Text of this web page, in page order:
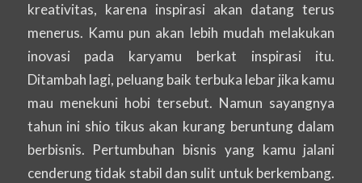
kreativitas, karena inspirasi akan datang terus
menerus. Kamu pun akan lebih mudah melakukan
inovasi pada karyamu berkat inspirasi itu.
Ditambah lagi, peluang baik terbuka lebar jika kamu
mau menekuni hobi tersebut. Namun sayangnya
tahun ini shio tikus akan kurang beruntung dalam
berbisnis. Pertumbuhan bisnis yang kamu jalani
cenderung tidak stabil dan sulit untuk berkembang.